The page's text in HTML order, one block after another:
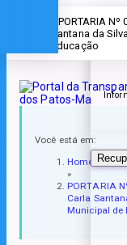
» PORTARIA
Santana da
Educação
Você está em:
Home
»
PORTARIA
Carla
Municipal de